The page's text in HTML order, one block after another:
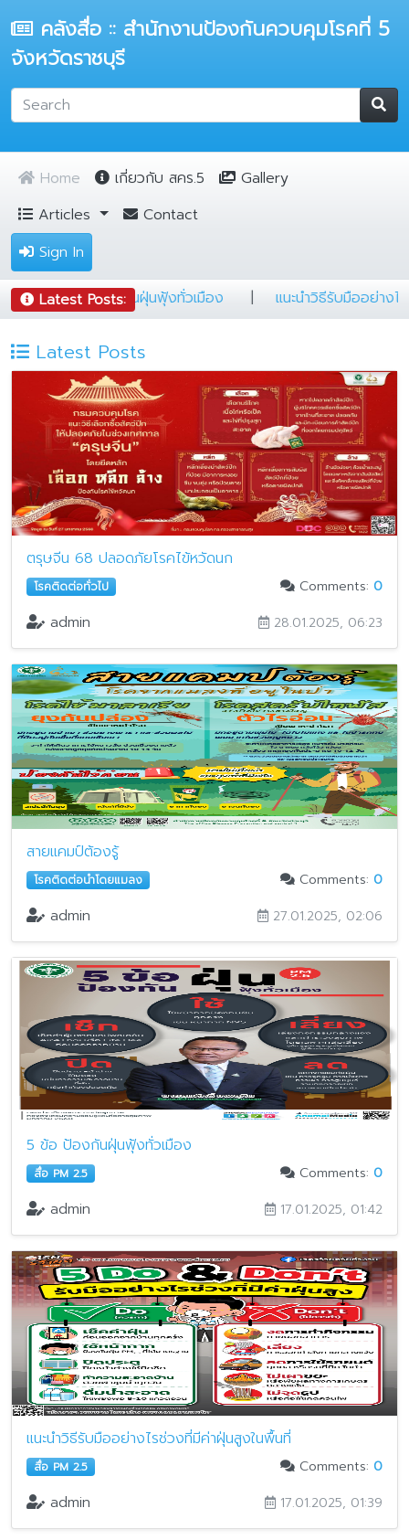
คลังสื่อ :: สำนักงานป้องกันควบคุมโรคที่ 5
จังหวัดราชบุรี
Home เกี่ยวกับ สคร.5
Gallery
Articles
Contact
Sign In
Latest Posts:
ายแคมป์ต้องรู้|5 ข้อ ป้องกันฝุ่นฟุ้งทั่วเมือง|แนะนำ
Latest Posts
ตรุษจีน 68 ปลอดภัยโรคไข้หวัดนก
โรคติดต่อทั่วไป Comments: 0
admin 28.01.2025, 06:23
สายแคมป์ต้องรู้
โรคติดต่อนำโดยแมลง Comments: 0
admin 27.01.2025, 02:06
5 ข้อ ป้องกันฝุ่นฟุ้งทั่วเมือง
สื่อ PM 2.5 Comments: 0
admin 17.01.2025, 01:42
แนะนำวิธีรับมืออย่างไรช่วงที่มีค่าฝุ่นสูงในพื้นที่
สื่อ PM 2.5 Comments: 0
admin 17.01.2025, 01:39